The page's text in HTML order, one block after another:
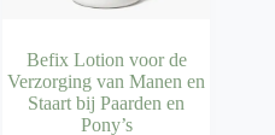
Befix Lotion voor de
Verzorging van Manen en
Staart bij Paarden en
Pony’s